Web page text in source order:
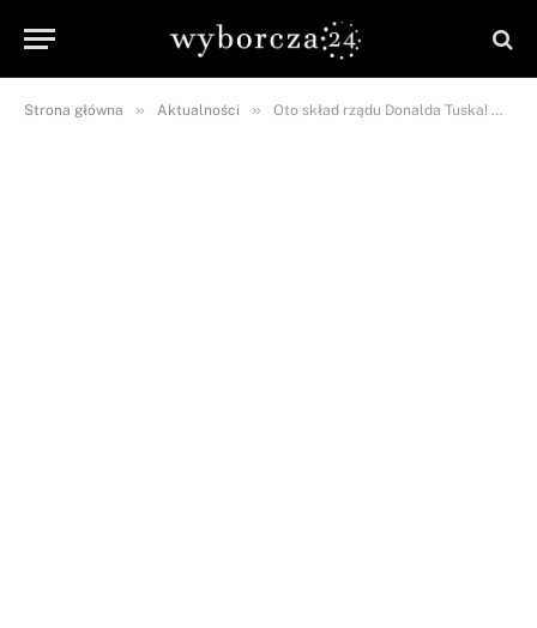
Strona główna » Aktualności » Oto skład rządu Donalda Tuska! W strukturach nie ma nikogo z partii PiS!